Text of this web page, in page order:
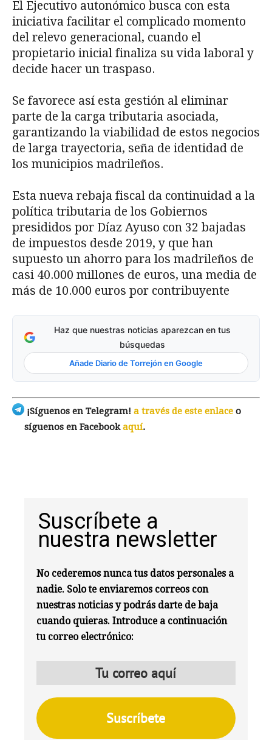
El Ejecutivo autonómico busca con esta
iniciativa facilitar el complicado momento
del relevo generacional, cuando el
propietario inicial finaliza su vida laboral y
decide hacer un traspaso.
Se favorece así esta gestión al eliminar
parte de la carga tributaria asociada,
garantizando la viabilidad de estos negocios
de larga trayectoria, seña de identidad de
los municipios madrileños.
Esta nueva rebaja fiscal da continuidad a la
política tributaria de los Gobiernos
presididos por Díaz Ayuso con 32 bajadas
de impuestos desde 2019, y que han
supuesto un ahorro para los madrileños de
casi 40.000 millones de euros, una media de
más de 10.000 euros por contribuyente
Haz que nuestras noticias aparezcan en tus
búsquedas
Añade Diario de Torrejón en Google
¡Síguenos en Telegram! a través de este enlace o
síguenos en Facebookaquí.
Suscríbete a
nuestra newsletter
No cederemos nunca tus datos personales a
nadie. Solo te enviaremos correos con
nuestras noticias y podrás darte de baja
cuando quieras. Introduce a continuación
tu correo electrónico: